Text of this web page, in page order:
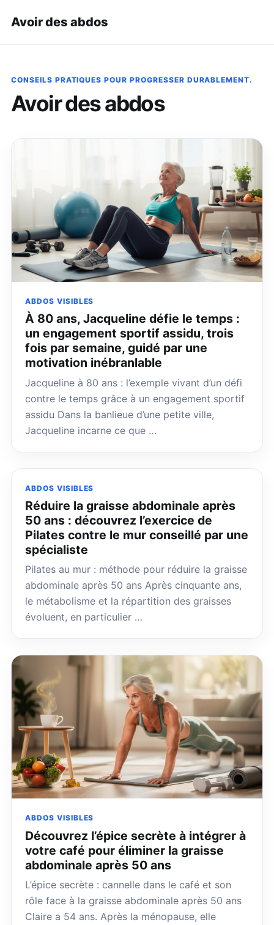
Avoir des abdos
CONSEILS PRATIQUES POUR PROGRESSER DURABLEMENT.
Avoir des abdos
ABDOS VISIBLES
À 80 ans, Jacqueline défie le temps :
un engagement sportif assidu, trois
fois par semaine, guidé par une
motivation inébranlable
Jacqueline à 80 ans : l’exemple vivant d’un défi
contre le temps grâce à un engagement sportif
assidu Dans la banlieue d’une petite ville,
Jacqueline incarne ce que …
ABDOS VISIBLES
Réduire la graisse abdominale après
50 ans : découvrez l’exercice de
Pilates contre le mur conseillé par une
spécialiste
Pilates au mur : méthode pour réduire la graisse
abdominale après 50 ans Après cinquante ans,
le métabolisme et la répartition des graisses
évoluent, en particulier …
ABDOS VISIBLES
Découvrez l’épice secrète à intégrer à
votre café pour éliminer la graisse
abdominale après 50 ans
L’épice secrète : cannelle dans le café et son
rôle face à la graisse abdominale après 50 ans
Claire a 54 ans. Après la ménopause, elle